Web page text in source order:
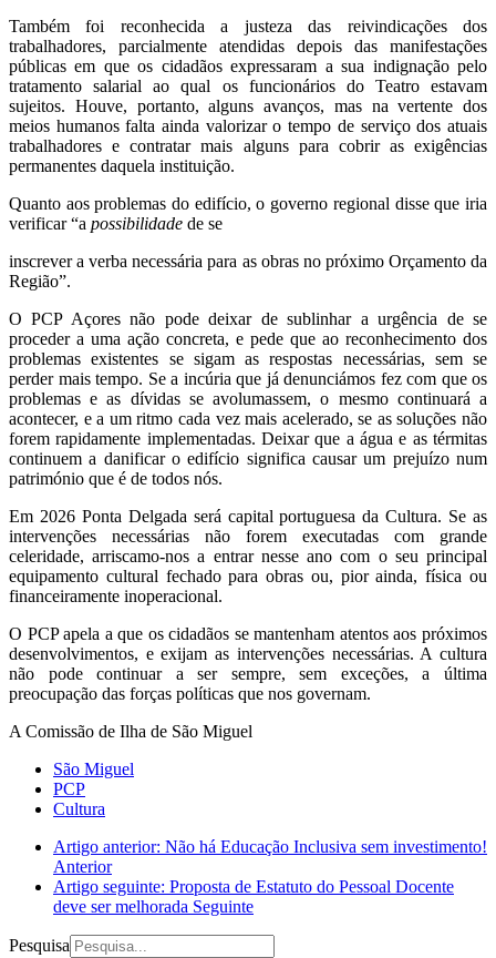
Também foi reconhecida a justeza das reivindicações dos
trabalhadores, parcialmente atendidas depois das manifestações
públicas em que os cidadãos expressaram a sua indignação pelo
tratamento salarial ao qual os funcionários do Teatro estavam
sujeitos. Houve, portanto, alguns avanços, mas na vertente dos
meios humanos falta ainda valorizar o tempo de serviço dos atuais
trabalhadores e contratar mais alguns para cobrir as exigências
permanentes daquela instituição.
Quanto aos problemas do edifício, o governo regional disse que iria
verificar “a possibilidade de se
inscrever a verba necessária para as obras no próximo Orçamento da
Região”.
O PCP Açores não pode deixar de sublinhar a urgência de se
proceder a uma ação concreta, e pede que ao reconhecimento dos
problemas existentes se sigam as respostas necessárias, sem se
perder mais tempo. Se a incúria que já denunciámos fez com que os
problemas e as dívidas se avolumassem, o mesmo continuará a
acontecer, e a um ritmo cada vez mais acelerado, se as soluções não
forem rapidamente implementadas. Deixar que a água e as térmitas
continuem a danificar o edifício significa causar um prejuízo num
património que é de todos nós.
Em 2026 Ponta Delgada será capital portuguesa da Cultura. Se as
intervenções necessárias não forem executadas com grande
celeridade, arriscamo-nos a entrar nesse ano com o seu principal
equipamento cultural fechado para obras ou, pior ainda, física ou
financeiramente inoperacional.
O PCP apela a que os cidadãos se mantenham atentos aos próximos
desenvolvimentos, e exijam as intervenções necessárias. A cultura
não pode continuar a ser sempre, sem exceções, a última
preocupação das forças políticas que nos governam.
A Comissão de Ilha de São Miguel
São Miguel
PCP
Cultura
Artigo anterior: Não há Educação Inclusiva sem investimento!
Anterior
Artigo seguinte: Proposta de Estatuto do Pessoal Docente
deve ser melhorada Seguinte
Pesquisa